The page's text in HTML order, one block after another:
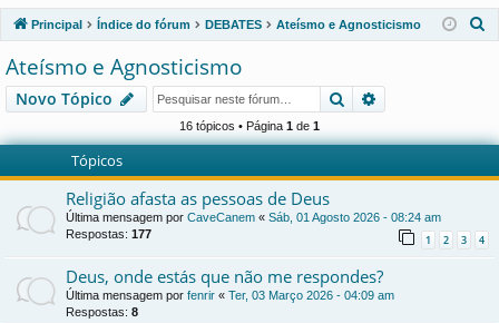
ks
rá
pi
d
os
u
ns
ra
r
ist
ra
Principal Índice do fórum DEBATES Ateísmo e Agnosticismo
i
Ateísmo e Agnosticismo
Novo Tópico Pesquisar
16 tópicos • Página 1 de 1
Tópicos
Religião afasta as pessoas de Deus
Última mensagem por CaveCanem « Sáb, 01 Agosto 2026 - 08:24 am
Respostas: 177 1 2 3 4
Deus, onde estás que não me respondes?
Última mensagem por fenrir « Ter, 03 Março 2026 - 04:09 am
Respostas: 8